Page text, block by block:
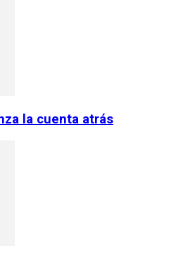
la cuenta atrás